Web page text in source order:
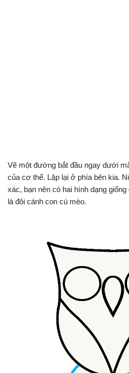
Vẽ một đường bắt đầu ngay dưới
của cơ thể. Lặp lại ở phía bên kia.
xác, bạn nên có hai hình dạng
là đôi cánh con cú mèo.